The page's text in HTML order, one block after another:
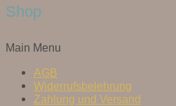
Shop
Main Menu
AGB
Widerrufsbelehrung
Zahlung und Versand